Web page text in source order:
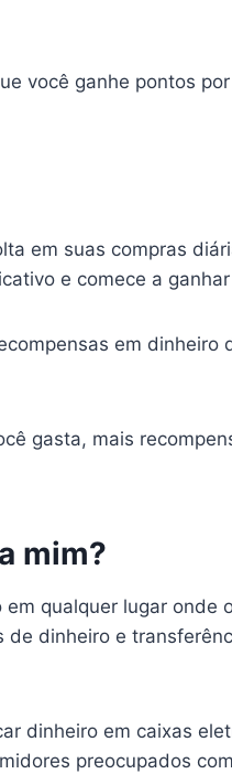
você ganhe pontos
em suas compras
e comece a
em
gasta, mais
mim?
qualquer lugar onde
dinheiro e
dinheiro em caixas
preocupados